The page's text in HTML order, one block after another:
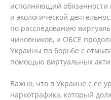
исполняющий обязанности
и экологической
по расследованию
чиновников, и ОБСЕ
Украины по борьбе с
помощью виртуальных
Важно, что в Украине с ее
наркотрафика, который